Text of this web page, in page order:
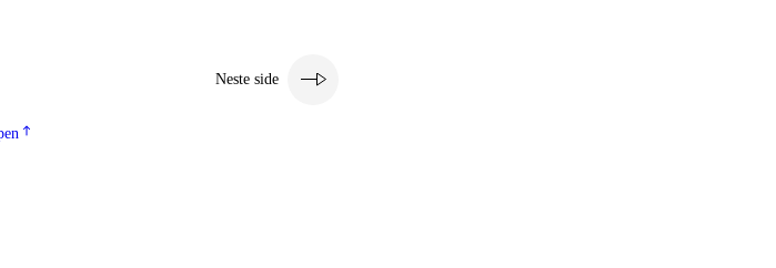
Neste side